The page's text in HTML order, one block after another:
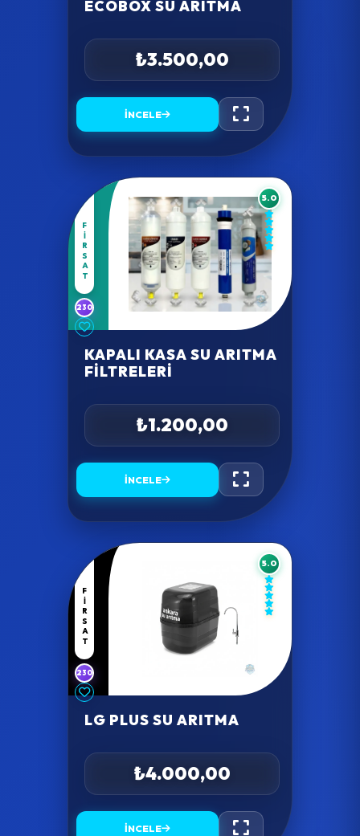
ECOBOX SU ARITMA
₺3.500,00
İNCELE
FIRSAT
230
5.0
KAPALI KASA SU ARITMA
FILTRELERI
₺1.200,00
İNCELE
FIRSAT
230
5.0
LG PLUS SU ARITMA
₺4.000,00
İNCELE